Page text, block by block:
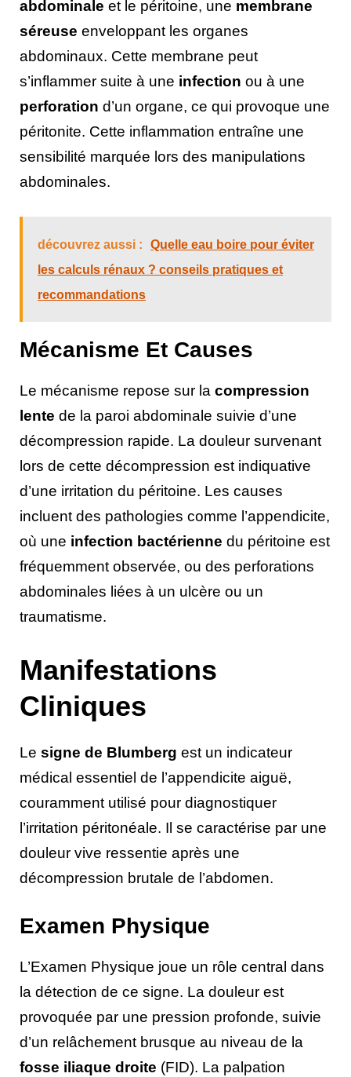
abdominale et le péritoine, une membrane
séreuse enveloppant les organes
abdominaux. Cette membrane peut
s’inflammer suite à une infection ou à une
perforation d’un organe, ce qui provoque une
péritonite. Cette inflammation entraîne une
sensibilité marquée lors des manipulations
abdominales.
découvrez aussi :
Quelle eau boire pour éviter
les calculs rénaux ? conseils pratiques et
recommandations
Mécanisme Et Causes
Le mécanisme repose sur la compression
lente de la paroi abdominale suivie d’une
décompression rapide. La douleur survenant
lors de cette décompression est indiquative
d’une irritation du péritoine. Les causes
incluent des pathologies comme l’appendicite,
où une infection bactérienne du péritoine est
fréquemment observée, ou des perforations
abdominales liées à un ulcère ou un
traumatisme.
Manifestations
Cliniques
Le signe de Blumberg est un indicateur
médical essentiel de l’appendicite aiguë,
couramment utilisé pour diagnostiquer
l’irritation péritonéale. Il se caractérise par une
douleur vive ressentie après une
décompression brutale de l’abdomen.
Examen Physique
L’Examen Physique joue un rôle central dans
la détection de ce signe. La douleur est
provoquée par une pression profonde, suivie
d’un relâchement brusque au niveau de la
fosse iliaque droite (FID). La palpation